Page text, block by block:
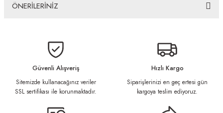
ÖNERİLERİNİZ
yetersiz gördüğünüz noktaları öneri formunu kullanarak tarafımıza
Görüş ve önerileriniz için teşekkür ederiz.
Ürün resmi kalitesiz, bozuk veya görüntülenemiyor.
Güvenli Alışveriş
Sitemizde kullanacağınız veriler
SSL sertifikası ile korunmaktadır.
Hızlı Kargo
Siparişlerinizi en geç ertesi gün
kargoya teslim ediyoruz.